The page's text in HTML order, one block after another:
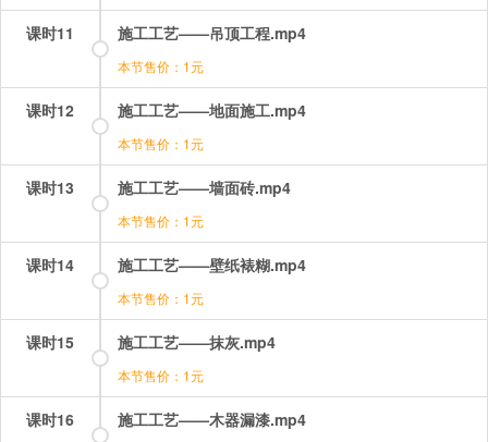
课时11 施工工艺——吊顶工程.mp4
本节售价：1元
课时12 施工工艺——地面施工.mp4
本节售价：1元
课时13 施工工艺——墙面砖.mp4
本节售价：1元
课时14 施工工艺——壁纸裱糊.mp4
本节售价：1元
课时15 施工工艺——抹灰.mp4
本节售价：1元
课时16 施工工艺——木器漏漆.mp4